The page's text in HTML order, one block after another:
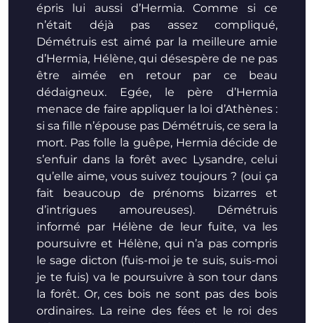
épris lui aussi d’Hermia. Comme si ce
n’était déjà pas assez compliqué,
Démétruis est aimé par la meilleure amie
d’Hermia, Hélène, qui désespère de ne pas
être aimée en retour par ce beau
dédaigneux. Egée, le père d’Hermia
menace de faire appliquer la loi d’Athènes :
si sa fille n’épouse pas Démétruis, ce sera la
mort. Pas folle la guêpe, Hermia décide de
s’enfuir dans la forêt avec Lysandre, celui
qu’elle aime, vous suivez toujours ? (oui ça
fait beaucoup de prénoms bizarres et
d’intrigues amoureuses). Démétruis
informé par Hélène de leur fuite, va les
poursuivre et Hélène, qui n’a pas compris
le sage dicton (fuis-moi je te suis, suis-moi
je te fuis) va le poursuivre à son tour dans
la forêt. Or, ces bois ne sont pas des bois
ordinaires. La reine des fées et le roi des